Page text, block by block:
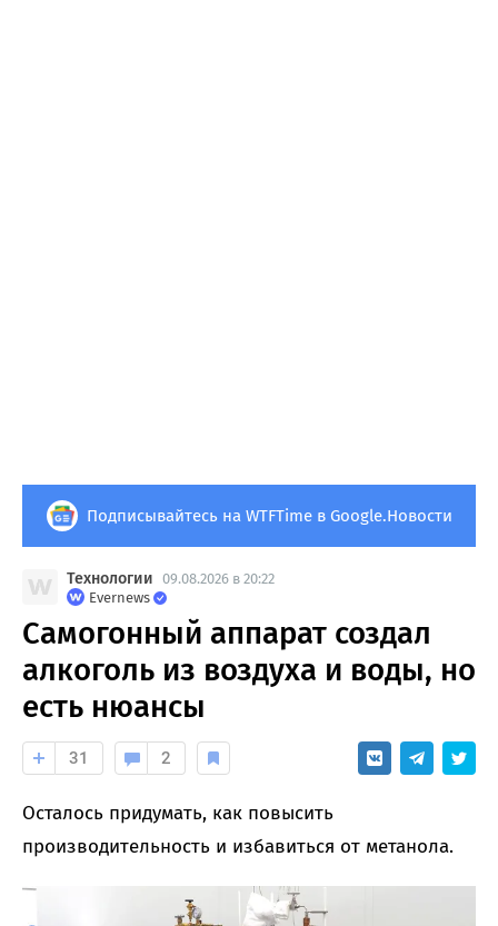
Подписывайтесь на WTFTime в Google.Новости
Технологии 09.08.2026 в 20:22
Evernews
Самогонный аппарат создал
алкоголь из воздуха и воды, но
есть нюансы
31 2
Осталось придумать, как повысить
производительность и избавиться от метанола.